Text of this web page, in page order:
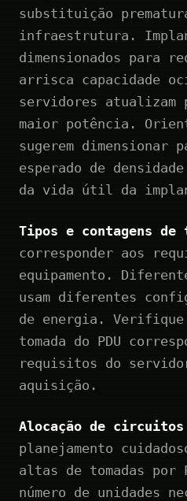
substituição
infraestrutura.
dimensionados para
arrisca capacidade
servidores atualizam
maior potência.
sugerem dimensionar
esperado de
da vida útil da
Tipos e contagens de
corresponder aos
equipamento.
usam diferentes
de energia.
tomada do PDU
requisitos do
aquisição.
Alocação de circuitos
planejamento
altas de tomadas por
número de unidades